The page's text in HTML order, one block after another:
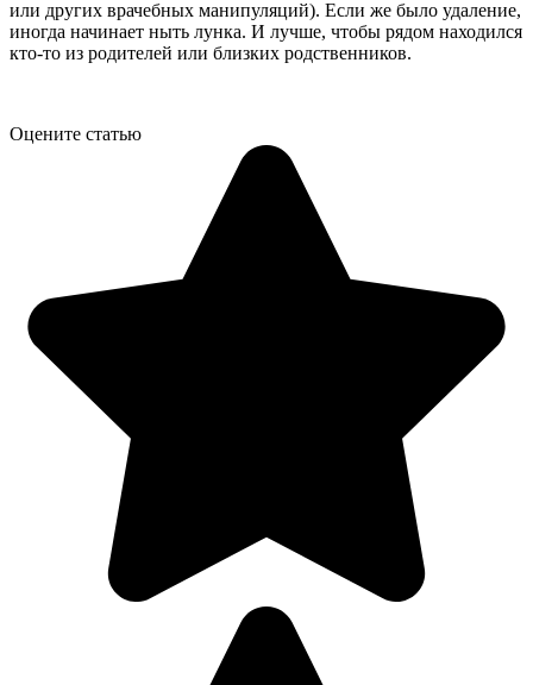
или других врачебных манипуляций). Если же было удаление,
иногда начинает ныть лунка. И лучше, чтобы рядом находился
кто-то из родителей или близких родственников.
Оцените статью